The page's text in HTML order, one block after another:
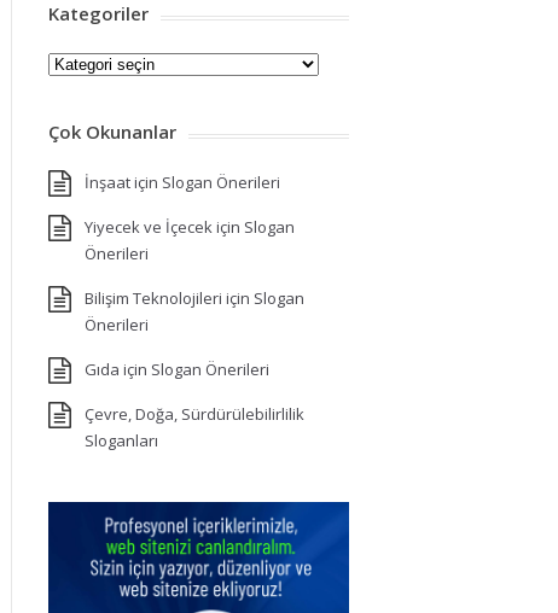
Kategoriler
Kategoriler
Çok Okunanlar
İnşaat için Slogan Önerileri
Yiyecek ve İçecek için Slogan
Önerileri
Bilişim Teknolojileri için Slogan
Önerileri
Gıda için Slogan Önerileri
Çevre, Doğa, Sürdürülebilirlilik
Sloganları